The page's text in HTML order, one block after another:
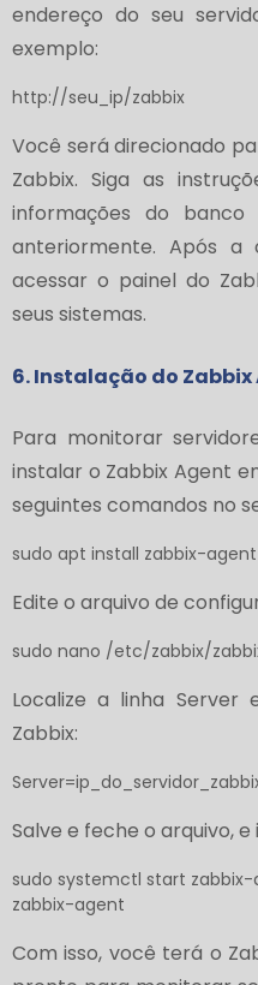
endereço do seu
exemplo:
http://seu_ip/zabbix
Você será direcionado
Zabbix. Siga as
informações do
anteriormente. Após a
acessar o painel do
seus sistemas.
6. Instalação do Zabbix
Para monitorar
instalar o Zabbix Agent
seguintes comandos no
sudo apt install zabbix-agent
Edite o arquivo de
sudo nano /etc/zabbix/
Localize a linha Server
Zabbix:
Salve e feche o arquivo,
sudo systemctl start
zabbix-agent
Com isso, você terá o